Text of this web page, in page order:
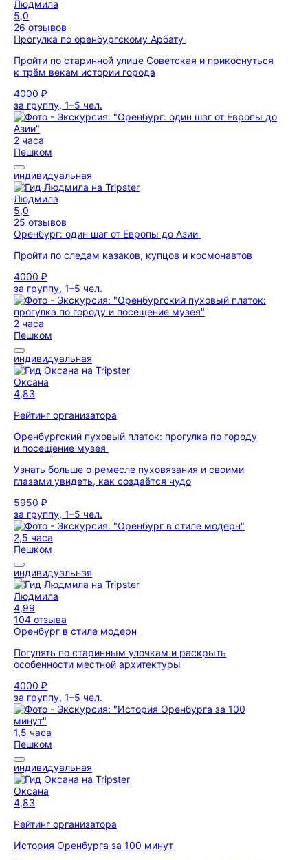
Людмила
5,0
26 отзывов
Прогулка по оренбургскому Арбату
Пройти по старинной улице Советская и прикоснуться
к трём векам истории города
4000 ₽
за группу, 1–5 чел.
2 часа
Пешком
индивидуальная
Людмила
5,0
25 отзывов
Оренбург: один шаг от Европы до Азии
Пройти по следам казаков, купцов и космонавтов
4000 ₽
за группу, 1–5 чел.
2 часа
Пешком
индивидуальная
Оксана
4,83
Рейтинг организатора
Оренбургский пуховый платок: прогулка по городу
и посещение музея
Узнать больше о ремесле пуховязания и своими
глазами увидеть, как создаётся чудо
5950 ₽
за группу, 1–5 чел.
2,5 часа
Пешком
индивидуальная
Людмила
4,99
104 отзыва
Оренбург в стиле модерн
Погулять по старинным улочкам и раскрыть
особенности местной архитектуры
4000 ₽
за группу, 1–5 чел.
1,5 часа
Пешком
индивидуальная
Оксана
4,83
Рейтинг организатора
История Оренбурга за 100 минут